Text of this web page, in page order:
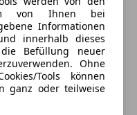
von Ihnen bei
Informationen
innerhalb dieses
Befüllung neuer
Ohne
Tools können
ganz oder teilweise